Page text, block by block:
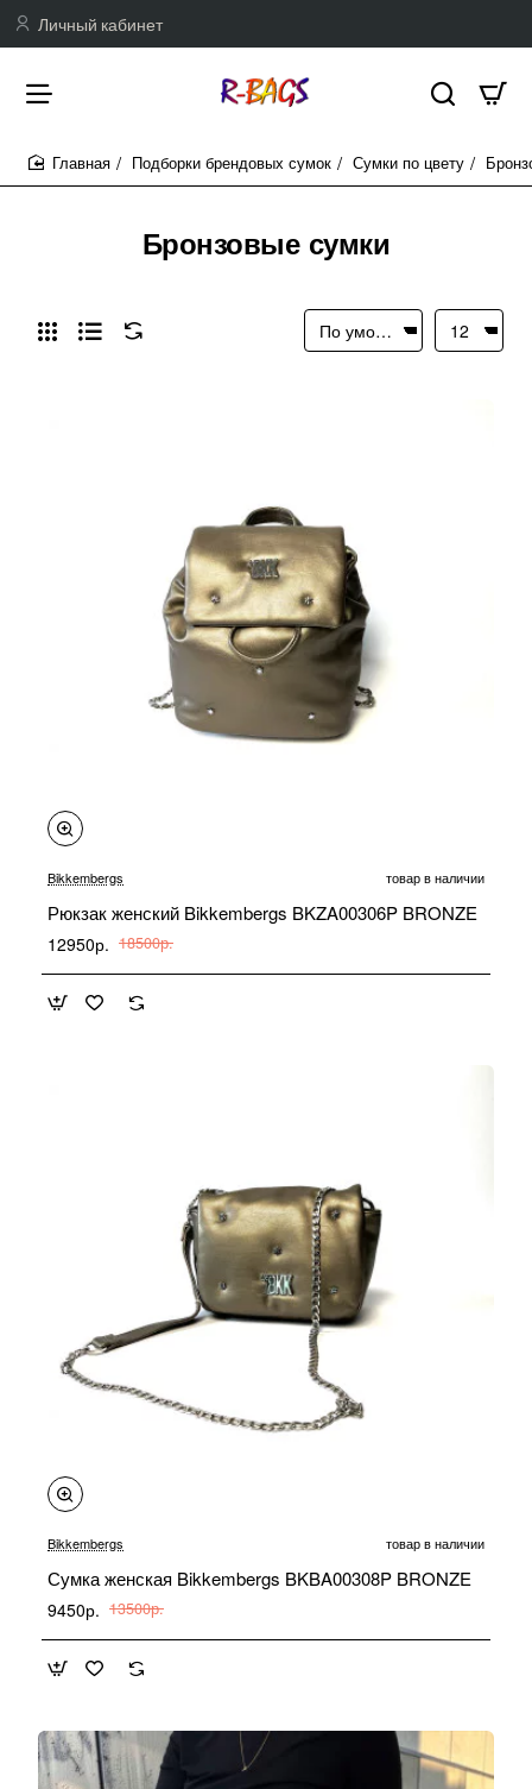
Личный кабинет
Бронзовые сумки
Подборки брендовых сумок Сумки по цвету
-30%
Bikkembergs товар в наличии
Рюкзак женский Bikkembergs BKZA00306P BRONZE
12950р. 18500р.
-30%
Bikkembergs товар в наличии
Сумка женская Bikkembergs BKBA00308P BRONZE
9450р. 13500р.